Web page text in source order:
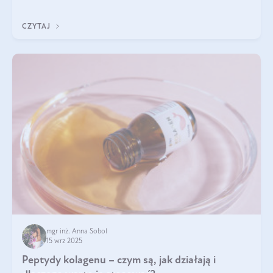
wysokiej jakości suplem
CZYTAJ
mgr inż. Anna Sobol
15 wrz 2025
Peptydy kolagenu – czym są, jak działają i